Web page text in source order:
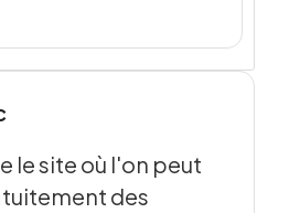
le site où l'on peut
des